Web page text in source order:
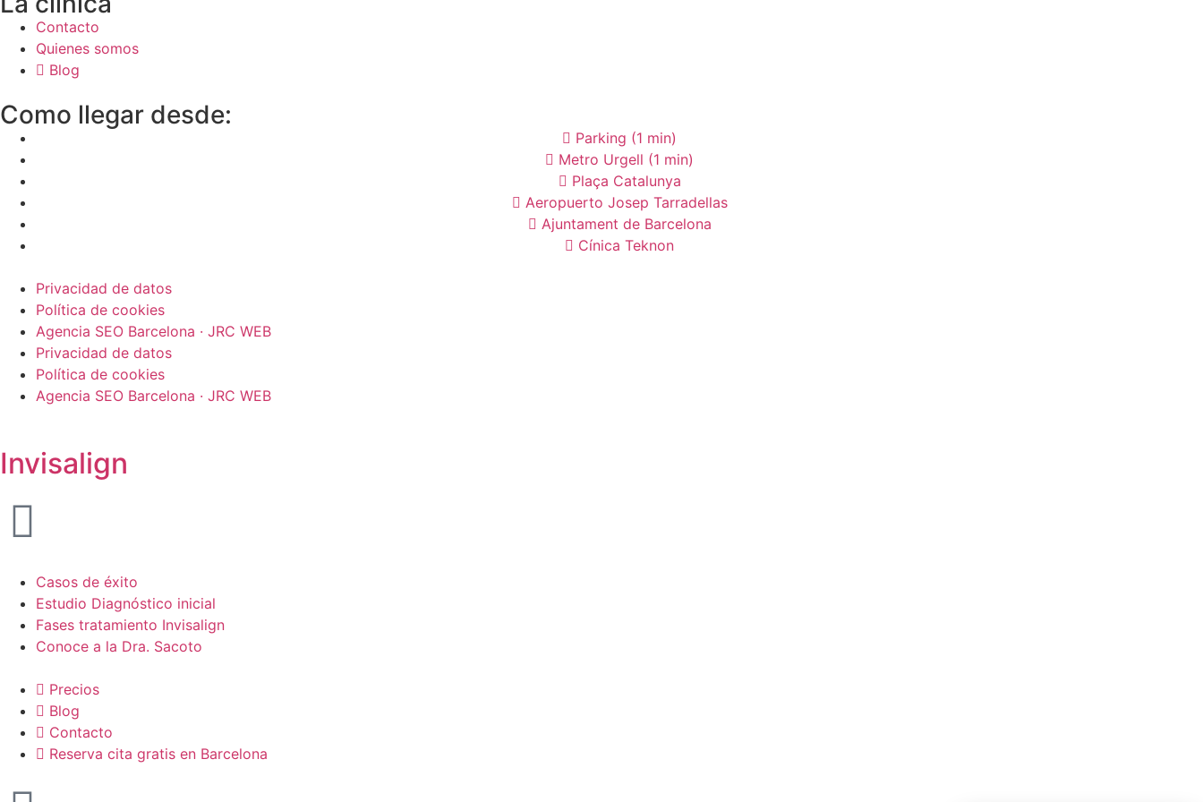
Contacto
Quienes somos
Blog
Como llegar desde:
Parking (1 min)
Metro Urgell (1 min)
Plaça Catalunya
Aeropuerto Josep Tarradellas
Ajuntament de Barcelona
Cínica Teknon
Privacidad de datos
Política de cookies
Agencia SEO Barcelona · JRC WEB
Privacidad de datos
Política de cookies
Agencia SEO Barcelona · JRC WEB
Invisalign
Casos de éxito
Estudio Diagnóstico inicial
Fases tratamiento Invisalign
Conoce a la Dra. Sacoto
Precios
Blog
Contacto
Reserva cita gratis en Barcelona